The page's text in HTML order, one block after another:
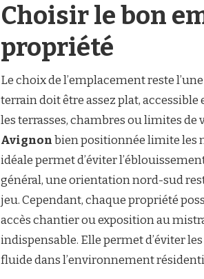
Choisir le bon
propriété
Le choix de l’emplacement reste
terrain doit être assez plat,
les terrasses, chambres ou limites de
Avignonbien positionnée limite les
idéale permet d’éviter
général, une orientation nord-sud
jeu. Cependant, chaque propriété
accès chantier ou exposition au
indispensable. Elle permet d’éviter
fluide dans l’environnement